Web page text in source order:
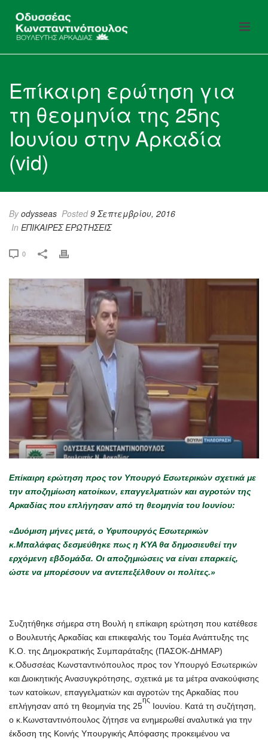
Επίκαιρη ερώτηση για
τη θεομηνία της 25ης
Ιουνίου στην Αρκαδία
(vid)
Byodysseas Posted9 Σεπτεμβρίου, 2016
In ΕΠΙΚΑΙΡΕΣ ΕΡΩΤΗΣΕΙΣ
0
Επίκαιρη ερώτηση προς τον Υπουργό Εσωτερικών σχετικά με
την αποζημίωση κατοίκων, επαγγελματιών και αγροτών της
Αρκαδίας που επλήγησαν από τη θεομηνία του Ιουνίου:
«Δυόμιση μήνες μετά, ο Υφυπουργός Εσωτερικών
κ.Μπαλάφας δεσμεύθηκε πως η ΚΥΑ θα δημοσιευθεί την
ερχόμενη εβδομάδα. Οι αποζημιώσεις να είναι επαρκείς,
ώστε να μπορέσουν να αντεπεξέλθουν οι πολίτες.»
Συζητήθηκε σήμερα στη Βουλή η επίκαιρη ερώτηση που κατέθεσε
ο Βουλευτής Αρκαδίας και επικεφαλής του Τομέα Ανάπτυξης της
Κ.Ο. της Δημοκρατικής Συμπαράταξης (ΠΑΣΟΚ-ΔΗΜΑΡ)
κ.Οδυσσέας Κωνσταντινόπουλος προς τον Υπουργό Εσωτερικών
και Διοικητικής Ανασυγκρότησης, σχετικά με τα μέτρα ανακούφισης
των κατοίκων, επαγγελματιών και αγροτών της Αρκαδίας που
επλήγησαν από τη θεομηνία της 25
ης
Ιουνίου. Κατά τη συζήτηση,
ο κ.Κωνσταντινόπουλος ζήτησε να ενημερωθεί αναλυτικά για την
έκδοση της Κοινής Υπουργικής Απόφασης προκειμένου να